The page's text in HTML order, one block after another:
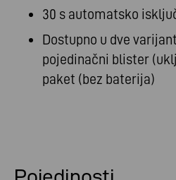
30 s automatsko
Dostupno u dve
pojedinačni blister
paket (bez baterija)